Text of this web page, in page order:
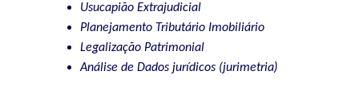
Usucapião Extrajudicial
Planejamento Tributário Imobiliário
Legalização Patrimonial
Análise de Dados jurídicos (jurimetria)